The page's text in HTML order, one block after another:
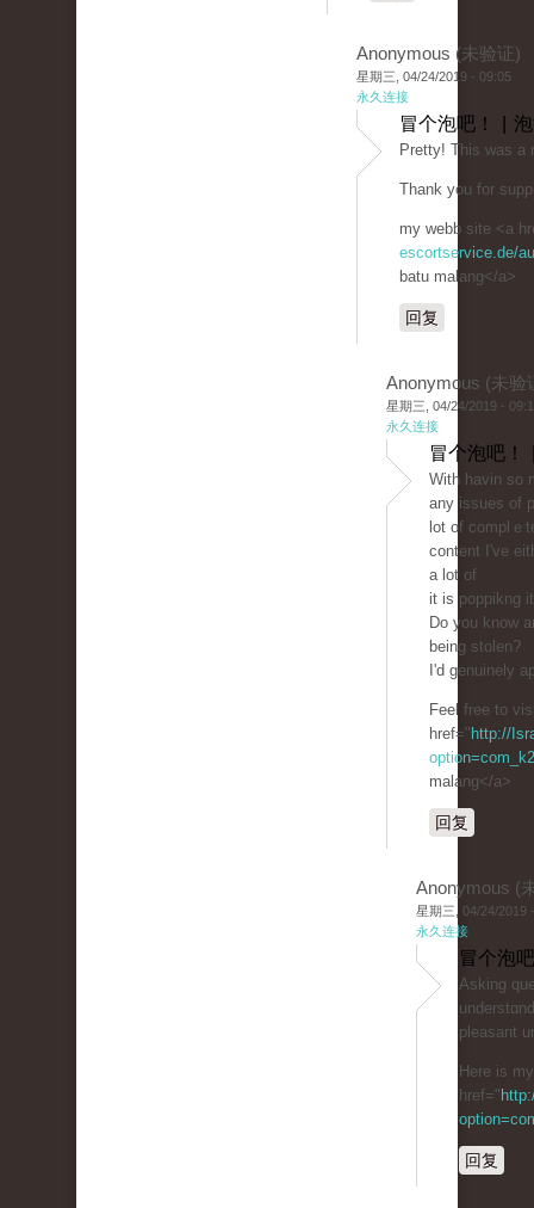
Anonymous (未验证)
星期三, 04/24/2019 - 09:05
永久连接
冒个泡吧！ |
Prеtty! This was a
Thank you for
my webb site <a
escortservice.de/
batu malang</a>
回复
Anonymous (未验
星期三, 04/24/2019 -
永久连接
冒个泡吧！
With havin ѕo
any issues of
lot of complｅ
content I've
a lot of
it is poppikng
Dο you know
bеing stolen?
I'd genuinely
Feel free to
href=" http://
malang</a>
回复
Anonymous (
星期三, 04/24/2019
永久连接
冒个泡
Aѕking
plеasant
Here is
href="
回复